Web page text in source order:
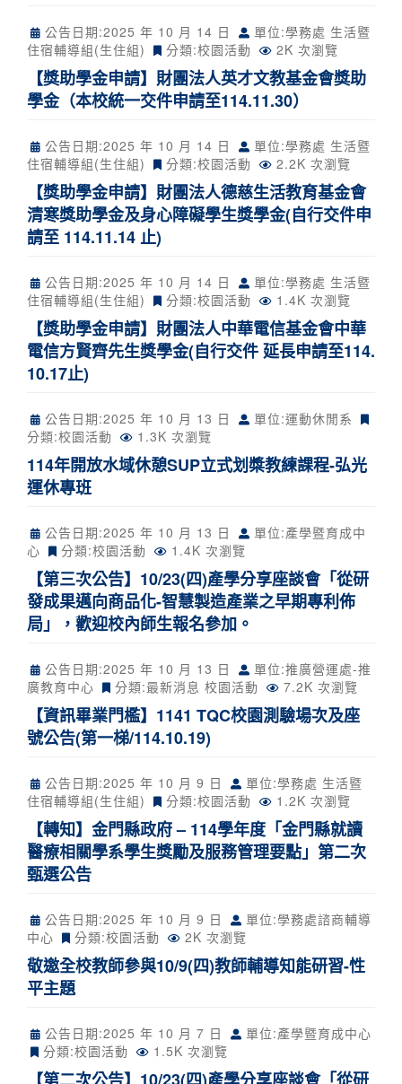
公告日期:2025 年 10 月 14 日
單位:學務處 生活暨
住宿輔導組(生住組)
分類:校園活動 2K 次瀏覽
【獎助學金申請】財團法人英才文教基金會獎助
學金（本校統一交件申請至114.11.30）
公告日期:2025 年 10 月 14 日
單位:學務處 生活暨
住宿輔導組(生住組)
分類:校園活動 2.2K 次瀏覽
【獎助學金申請】財團法人德慈生活教育基金會
清寒獎助學金及身心障礙學生獎學金(自行交件申
請至 114.11.14 止)
公告日期:2025 年 10 月 14 日
單位:學務處 生活暨
住宿輔導組(生住組)
分類:校園活動 1.4K 次瀏覽
【獎助學金申請】財團法人中華電信基金會中華
電信方賢齊先生獎學金(自行交件 延長申請至114.
10.17止)
公告日期:2025 年 10 月 13 日
單位:運動休閒系
分類:校園活動 1.3K 次瀏覽
114年開放水域休憩SUP立式划槳教練課程-弘光
運休專班
公告日期:2025 年 10 月 13 日
單位:產學暨育成中
心
分類:校園活動 1.4K 次瀏覽
【第三次公告】10/23(四)產學分享座談會「從研
發成果邁向商品化-智慧製造產業之早期專利佈
局」，歡迎校內師生報名參加。
公告日期:2025 年 10 月 13 日
單位:推廣營運處-推
廣教育中心
分類:最新消息 校園活動 7.2K 次瀏覽
【資訊畢業門檻】1141 TQC校園測驗場次及座
號公告(第一梯/114.10.19)
公告日期:2025 年 10 月 9 日
單位:學務處 生活暨
住宿輔導組(生住組)
分類:校園活動 1.2K 次瀏覽
【轉知】金門縣政府 – 114學年度「金門縣就讀
醫療相關學系學生獎勵及服務管理要點」第二次
甄選公告
公告日期:2025 年 10 月 9 日
單位:學務處諮商輔導
中心
分類:校園活動 2K 次瀏覽
敬邀全校教師參與10/9(四)教師輔導知能研習-性
平主題
公告日期:2025 年 10 月 7 日
單位:產學暨育成中心
分類:校園活動 1.5K 次瀏覽